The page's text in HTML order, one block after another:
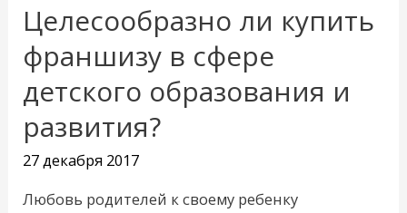
Целесообразно ли купить
франшизу в сфере
детского образования и
развития?
27 декабря 2017
Любовь родителей к своему ребенку
Целесообразно
ли
купить
франшизу
в
сфере
детского
образования